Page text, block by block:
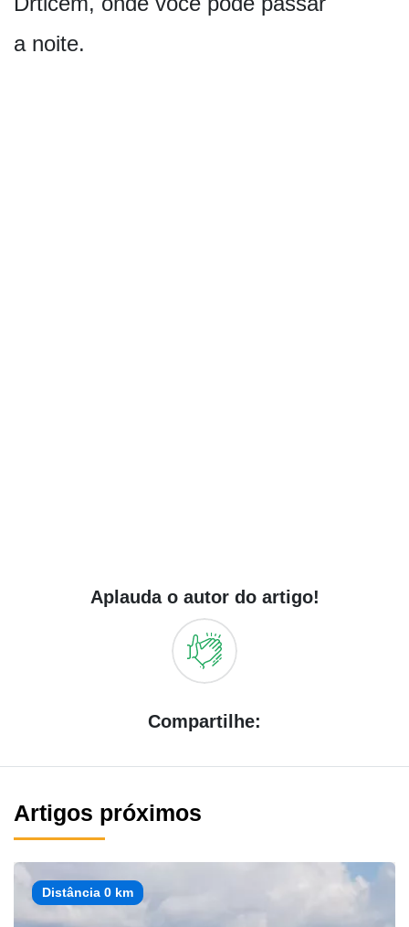
a noite.
Aplauda o autor do artigo!
Compartilhe:
Artigos próximos
Distância 0 km